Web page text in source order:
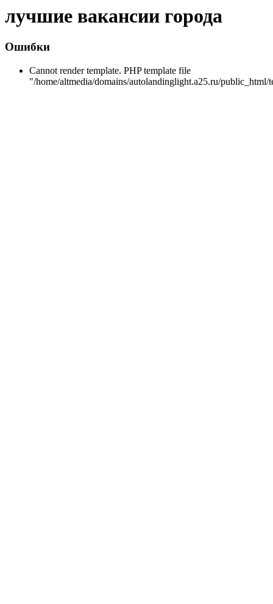
лучшие вакансии города
Ошибки
Cannot render template. PHP template file
"/home/altmedia/domains/autolandinglight.a25.ru/